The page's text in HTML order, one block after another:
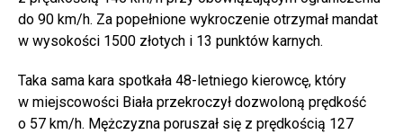
do 90 km/h. Za popełnione wykroczenie otrzymał mandat
w wysokości 1500 złotych i 13 punktów karnych.
Taka sama kara spotkała 48-letniego kierowcę, który
w miejscowości Biała przekroczył dozwoloną prędkość
o 57 km/h. Mężczyzna poruszał się z prędkością 127